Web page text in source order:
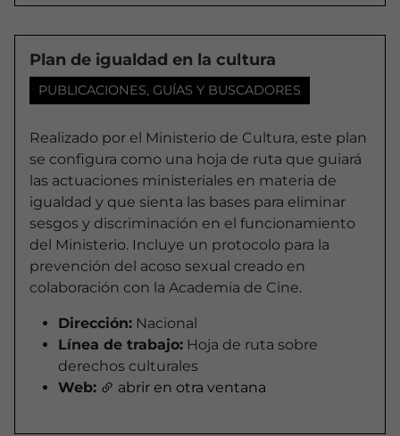
Plan de igualdad en la cultura
PUBLICACIONES, GUÍAS Y BUSCADORES
Realizado por el Ministerio de Cultura, este plan
se configura como una hoja de ruta que guiará
las actuaciones ministeriales en materia de
igualdad y que sienta las bases para eliminar
sesgos y discriminación en el funcionamiento
del Ministerio. Incluye un protocolo para la
prevención del acoso sexual creado en
colaboración con la Academia de Cine.
Dirección: Nacional
Línea de trabajo: Hoja de ruta sobre
derechos culturales
Web:
abrir en otra ventana